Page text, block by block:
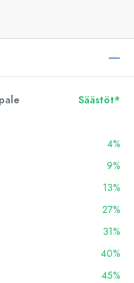
Säästöt*
4%
9%
13%
27%
31%
40%
45%